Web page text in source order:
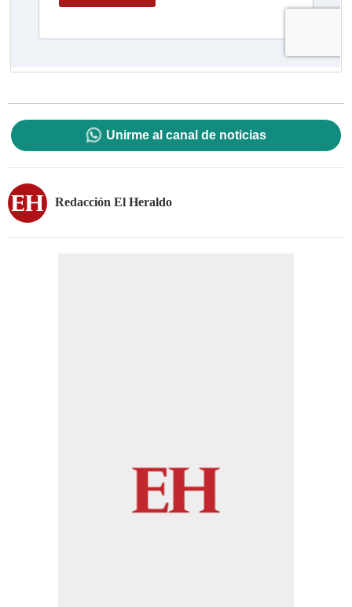
Unirme al canal de noticias
Redacción El Heraldo